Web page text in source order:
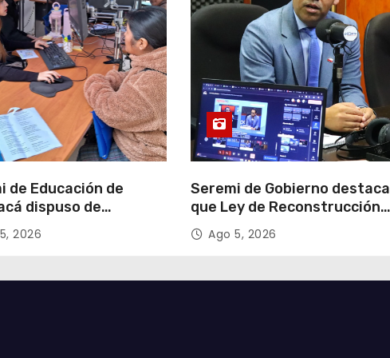
de Educación de
dispuso de
para apoyar
de Admisión Escolar
2026
Seremi de Gobierno destaca
que Ley de Reconstrucción
Nacional impulsará la
inversión y el empleo en
Ago 5, 2026